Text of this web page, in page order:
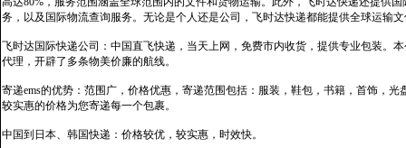
务，以及国际物流查询服务。无论是个人还是公司，飞时达快递都能提供全球运输
飞时达国际快递公司：中国直飞快递，当天上网，免费市内收货，提供专业包装。
代理，开辟了多条物美价廉的航线。
寄递ems的优势：范围广，价格优惠，寄递范围包括：服装，鞋包，书籍，首饰，
较实惠的价格为您寄递每一个包裹。
中国到日本、韩国快递：价格较优，较实惠，时效快。